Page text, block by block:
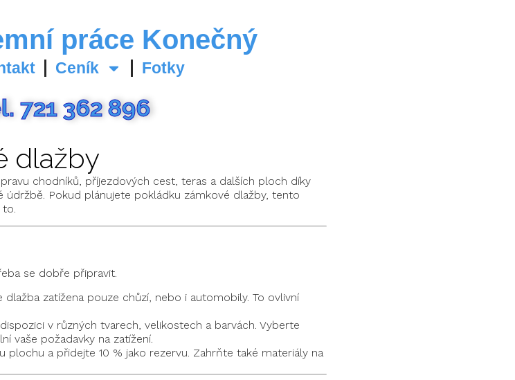
práce Konečný
Ceník Fotky
721 362 896
dlažby
chodníků, příjezdových cest, teras a dalších ploch díky
Pokud plánujete pokládku zámkové dlažby, tento
to.
se dobře připravit.
dlažba zatížena pouze chůzí, nebo i automobily. To ovlivní
v různých tvarech, velikostech a barvách. Vyberte
vaše požadavky na zatížení.
plochu a přidejte 10 % jako rezervu. Zahrňte také materiály na